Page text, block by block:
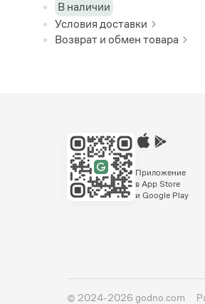
В наличии
Условия доставки
Возврат и обмен товара
Приложение
в App Store
и Google Play
© 2024-2026 godno.com